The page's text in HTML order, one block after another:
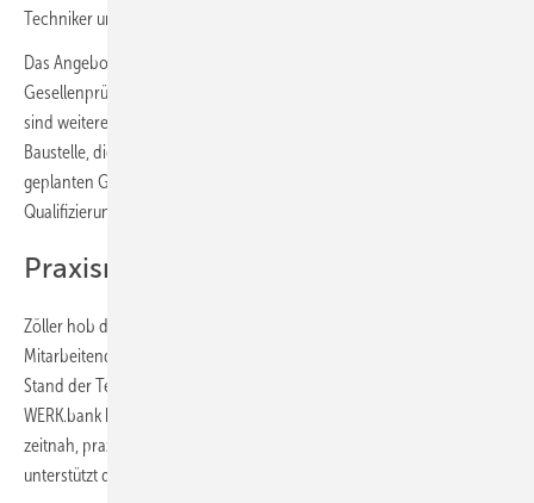
Techniker und Meister richten.“
Das Angebot startet mit einem Prüfungsvorbereitungskurs für die
Gesellenprüfung Teil 1 im Mai, gefolgt von Prüfungen im Juni. Zudem
sind weitere Veranstaltungen geplant, darunter Ersthelferkurse für die
Baustelle, die Freisprechungsfeier für Gesellen, Vorträge zum
geplanten Gebäudemodernisierungsgesetz sowie
Qualifizierungskurse für Techniker und Meister.
Praxisnähe und Lernumgebung
Zöller hob die Bedeutung der WERK.bank für die Branche hervor: „Die
Mitarbeitenden in unserer Branche müssen immer auf dem neuesten
Stand der Technik und der gesetzlichen Vorgaben sein, mit der
WERK.bank können wir das sicherstellen.“ Er ergänzte, dass Seminare
zeitnah, praxisnah und flexibel abgehalten werden können,
unterstützt durch ein Netzwerk von Referenten und Experten.